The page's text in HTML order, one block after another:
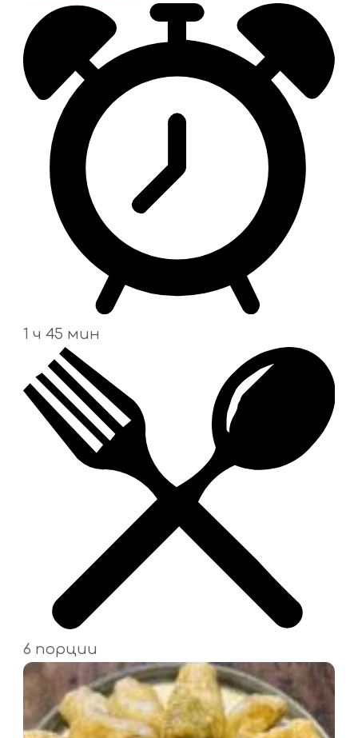
1 ч 45 мин
6 порции